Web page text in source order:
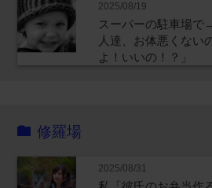
2025/08/19
スーパーの駐車場で
人達、お体悪くない
よ！いいの！？」
修羅場
2025/08/31